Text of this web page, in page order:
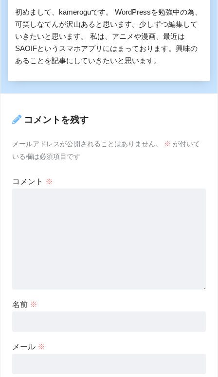
初めまして、kameroguです。 WordPressを勉強中の為、
可笑しなてんが沢山あると思います。少しずつ編集して
いきたいと思います。 私は、アニメや漫画、最近は
SAOIFというスマホアプリにはまっております。興味の
あることを記事にしていきたいと思います。
コメントを残す
メールアドレスが公開されることはありません。 ※ が付いて
いる欄は必須項目です
コメント ※
名前 ※
メール ※